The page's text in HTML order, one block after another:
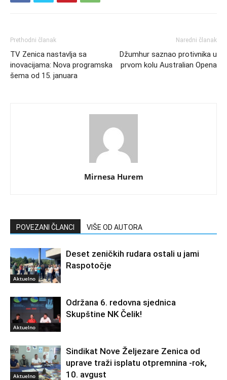
Prethodni članak
TV Zenica nastavlja sa
inovacijama: Nova programska
šema od 15. januara
Naredni članak
Džumhur saznao protivnika u
prvom kolu Australian Opena
Mirnesa Hurem
POVEZANI ČLANCI VIŠE OD AUTORA
Aktuelno
Deset zeničkih rudara ostali u jami
Raspotočje
Aktuelno
Održana 6. redovna sjednica
Skupštine NK Čelik!
Aktuelno
Sindikat Nove Željezare Zenica od
uprave traži isplatu otpremnina -rok,
10. avgust